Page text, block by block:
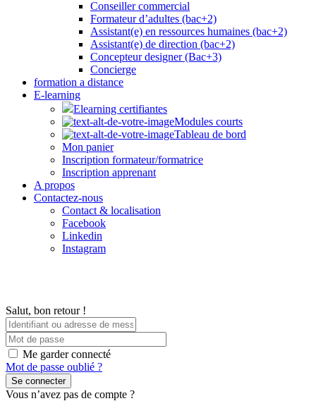
Conseiller commercial
Formateur d’adultes (bac+2)
Assistant(e) en ressources humaines (bac+2)
Assistant(e) de direction (bac+2)
Concepteur designer (Bac+3)
Concierge
formation a distance
E-learning
Elearning certifiantes
Modules courts
Tableau de bord
Mon panier
Inscription formateur/formatrice
Inscription apprenant
A propos
Contactez-nous
Contact & localisation
Facebook
Linkedin
Instagram
Salut, bon retour !
Me garder connecté
Mot de passe oublié ?
Se connecter
Vous n’avez pas de compte ?